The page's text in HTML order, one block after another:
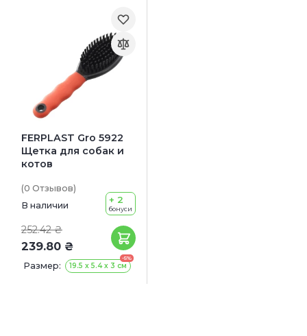
FERPLAST Gro 5922
Щетка для собак и
котов
(0 Отзывов)
В наличии
252.42 ₴
239.80 ₴
+ 2
бонуси
Размер:
-5%
19.5 х 5.4 х 3 см